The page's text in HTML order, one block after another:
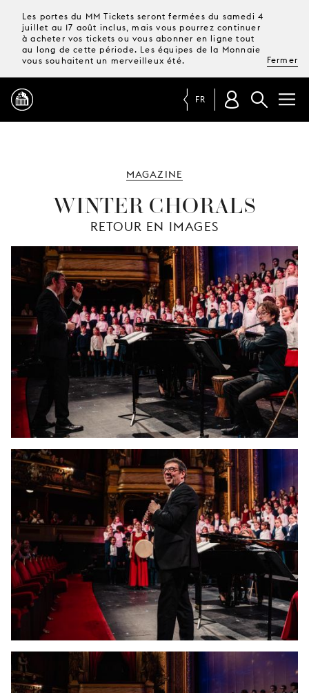
Les portes du MM Tickets seront fermées du samedi 4
juillet au 17 août inclus, mais vous pourrez continuer
à acheter vos tickets ou vous abonner en ligne tout
au long de cette période. Les équipes de la Monnaie
vous souhaitent un merveilleux été.
Fermer
TICKETS &
VOTRE
VISITE
JEUNE
PUBLIC
MONNAIE
NOUS
SOUTENIR
FR
MAGAZINE
WINTER CHORALS
RETOUR EN IMAGES